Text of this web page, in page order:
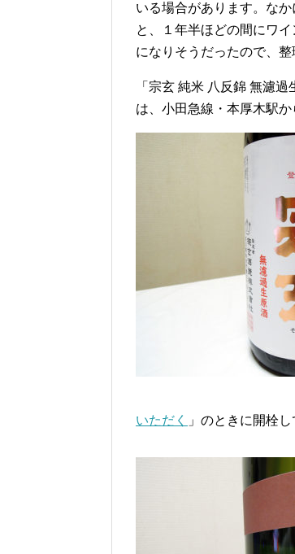
いる場合があります。な
と、１年半ほどの間にワ
になりそうだったので、整
「宗玄 純米 八反錦 無濾
は、小田急線・本厚木駅
いただく
」のときに開栓